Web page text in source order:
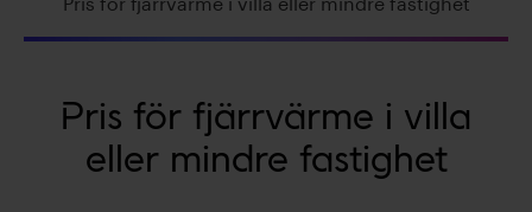
Pris för fjärrvärme i villa
eller mindre fastighet